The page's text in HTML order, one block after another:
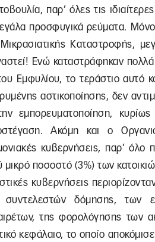
παρ’ όλες τις
προσφυγικά ρεύματα.
Καταστροφής,
Ενώ καταστράφηκαν
Εμφυλίου, το τεράστιο αυτό
αστικοποίησης, δεν
εμπορευματοποίηση,
Ακόμη και ο
κυβερνήσεις, παρ’ όλο
μικρό ποσοστό (3%) των
κυβερνήσεις
δόμησης, των
της φορολόγησης των
κεφάλαιο, το οποίο